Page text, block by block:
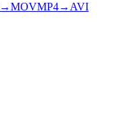
→MOVMP4→AVI